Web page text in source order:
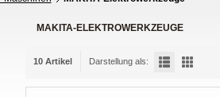
MAKITA-ELEKTROWERKZEUGE
10 Artikel Darstellung als: